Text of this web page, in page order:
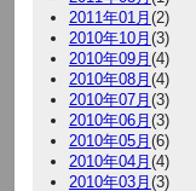
2011年01月(2)
2010年10月(3)
2010年09月(4)
2010年08月(4)
2010年07月(3)
2010年06月(3)
2010年05月(6)
2010年04月(4)
2010年03月(3)